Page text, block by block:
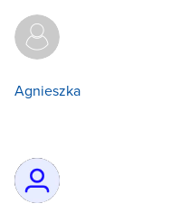
Agnieszka